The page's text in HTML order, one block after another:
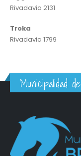
Rivadavia 2131
Troka
Rivadavia 1799
Municipalidad